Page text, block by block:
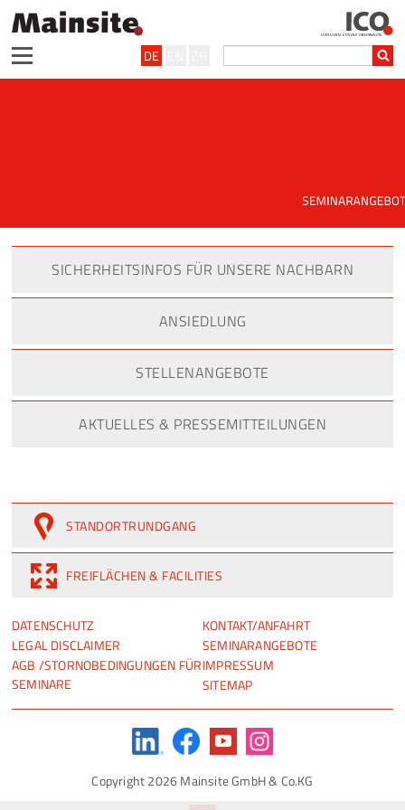
DE
SICHERHEITSINFOS FÜR UNSERE NACHBARN
ANSIEDLUNG
STELLENANGEBOTE
AKTUELLES & PRESSEMITTEILUNGEN
NAVIGATION
ÜBERSPRINGEN
DATENSCHUTZ
LEGAL DISCLAIMER
AGB /STORNOBEDINGUNGEN FÜR
SEMINARE
STANDORTRUNDGANG
FREIFLÄCHEN & FACILITIES
NAVIGATION
ÜBERSPRINGEN
KONTAKT/ANFAHRT
SEMINARANGEBOTE
IMPRESSUM
SITEMAP
Copyright 2026 Mainsite GmbH & Co.KG